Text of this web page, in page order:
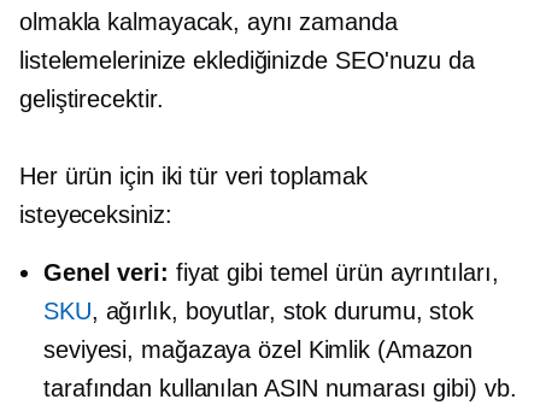
olmakla kalmayacak, aynı zamanda
listelemelerinize eklediğinizde SEO'nuzu da
geliştirecektir.
Her ürün için iki tür veri toplamak
isteyeceksiniz:
Genel veri: fiyat gibi temel ürün ayrıntıları,
SKU, ağırlık, boyutlar, stok durumu, stok
seviyesi, mağazaya özel Kimlik (Amazon
tarafından kullanılan ASIN numarası gibi) vb.